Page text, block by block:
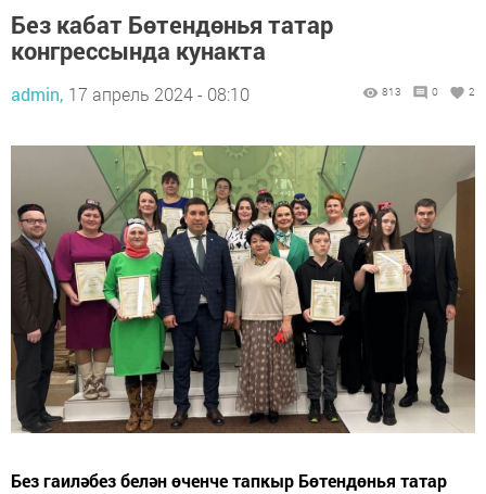
Без кабат Бөтендөнья татар
конгрессында кунакта
admin, 17 апрель 2024 - 08:10 813 0 2
Без гаиләбез белән өченче тапкыр Бөтендөнья татар